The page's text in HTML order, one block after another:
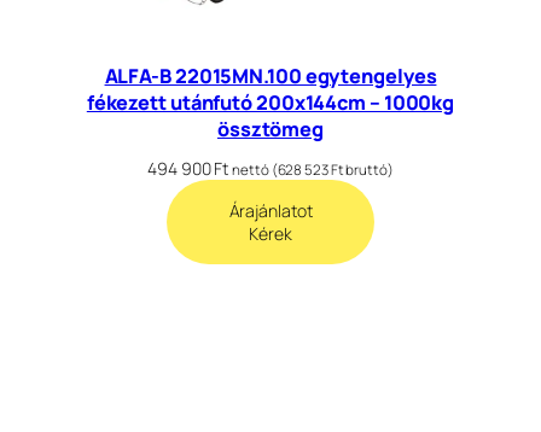
ALFA-B 22015MN.100 egytengelyes
fékezett utánfutó 200x144cm – 1000kg
össztömeg
494 900Ft nettó (628 523Ftbruttó)
Árajánlatot
Kérek